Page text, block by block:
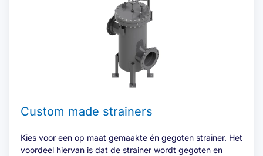
Custom made strainers
Kies voor een op maat gemaakte én gegoten strainer. Het
voordeel hiervan is dat de strainer wordt gegoten en